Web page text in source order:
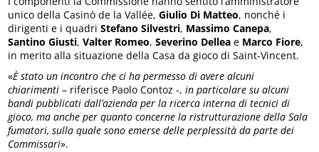
unico della Casinò de la Vallée,Giulio Di Matteo, nonché i
dirigenti e i quadriStefano Silvestri, Massimo Canepa,
Santino Giusti,Valter Romeo,Severino Dellea e Marco Fiore,
in merito alla situazione della Casa da gioco di Saint-Vincent.
«È stato un incontro che ci ha permesso di avere alcuni
chiarimenti – riferisce Paolo Contoz -,in particolare su alcuni
bandi pubblicati dall’azienda per la ricerca interna di tecnici di
gioco, ma anche per quanto concerne la ristrutturazione della Sala
fumatori, sulla quale sono emerse delle perplessità da parte dei
Commissari».